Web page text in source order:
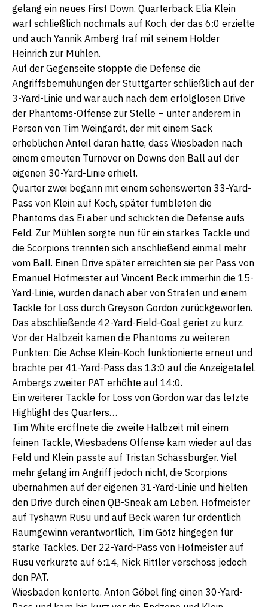
gelang ein neues First Down. Quarterback Elia Klein
warf schließlich nochmals auf Koch, der das 6:0 erzielte
und auch Yannik Amberg traf mit seinem Holder
Heinrich zur Mühlen.
Auf der Gegenseite stoppte die Defense die
Angriffsbemühungen der Stuttgarter schließlich auf der
3-Yard-Linie und war auch nach dem erfolglosen Drive
der Phantoms-Offense zur Stelle – unter anderem in
Person von Tim Weingardt, der mit einem Sack
erheblichen Anteil daran hatte, dass Wiesbaden nach
einem erneuten Turnover on Downs den Ball auf der
eigenen 30-Yard-Linie erhielt.
Quarter zwei begann mit einem sehenswerten 33-Yard-
Pass von Klein auf Koch, später fumbleten die
Phantoms das Ei aber und schickten die Defense aufs
Feld. Zur Mühlen sorgte nun für ein starkes Tackle und
die Scorpions trennten sich anschließend einmal mehr
vom Ball. Einen Drive später erreichten sie per Pass von
Emanuel Hofmeister auf Vincent Beck immerhin die 15-
Yard-Linie, wurden danach aber von Strafen und einem
Tackle for Loss durch Greyson Gordon zurückgeworfen.
Das abschließende 42-Yard-Field-Goal geriet zu kurz.
Vor der Halbzeit kamen die Phantoms zu weiteren
Punkten: Die Achse Klein-Koch funktionierte erneut und
brachte per 41-Yard-Pass das 13:0 auf die Anzeigetafel.
Ambergs zweiter PAT erhöhte auf 14:0.
Ein weiterer Tackle for Loss von Gordon war das letzte
Highlight des Quarters…
Tim White eröffnete die zweite Halbzeit mit einem
feinen Tackle, Wiesbadens Offense kam wieder auf das
Feld und Klein passte auf Tristan Schässburger. Viel
mehr gelang im Angriff jedoch nicht, die Scorpions
übernahmen auf der eigenen 31-Yard-Linie und hielten
den Drive durch einen QB-Sneak am Leben. Hofmeister
auf Tyshawn Rusu und auf Beck waren für ordentlich
Raumgewinn verantwortlich, Tim Götz hingegen für
starke Tackles. Der 22-Yard-Pass von Hofmeister auf
Rusu verkürzte auf 6:14, Nick Rittler verschoss jedoch
den PAT.
Wiesbaden konterte. Anton Göbel fing einen 30-Yard-